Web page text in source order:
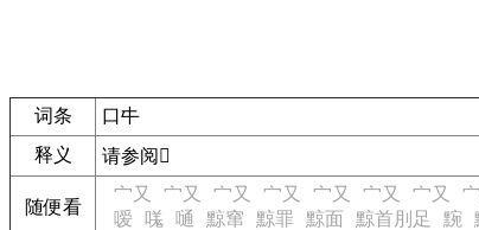
词条
口㐄
释义
请参阅 𠴟
随便看
宀又 宀又 宀又 宀又 宀又 宀又 宀又
嗳
嗴 嗵 黥窜 黥罪 黥面 黥首刖足 黦